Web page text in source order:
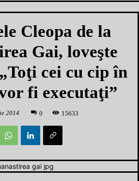
Cleopa de la
Gai, loveşte
cei cu cip în
fi executaţi”
2014 0 1 5633